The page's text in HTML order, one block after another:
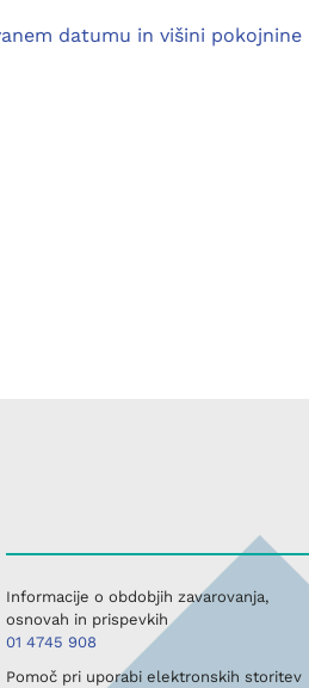
datumu in višini pokojnine
Informacije o obdobjih zavarovanja,
osnovah in prispevkih
01 4745 908
Pomoč pri uporabi elektronskih storitev